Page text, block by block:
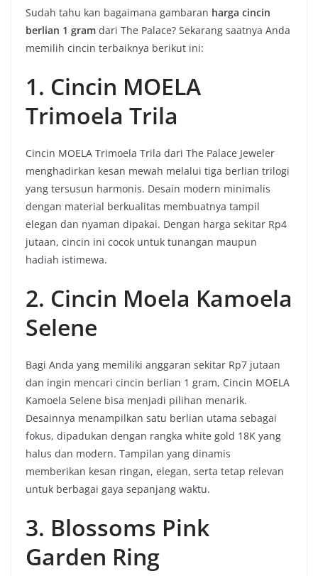
Sudah tahu kan bagaimana gambaran harga cincin
berlian 1 gram dari The Palace? Sekarang saatnya Anda
memilih cincin terbaiknya berikut ini:
1. Cincin MOELA
Trimoela Trila
Cincin MOELA Trimoela Trila dari The Palace Jeweler
menghadirkan kesan mewah melalui tiga berlian trilogi
yang tersusun harmonis. Desain modern minimalis
dengan material berkualitas membuatnya tampil
elegan dan nyaman dipakai. Dengan harga sekitar Rp4
jutaan, cincin ini cocok untuk tunangan maupun
hadiah istimewa.
2. Cincin Moela Kamoela
Selene
Bagi Anda yang memiliki anggaran sekitar Rp7 jutaan
dan ingin mencari cincin berlian 1 gram, Cincin MOELA
Kamoela Selene bisa menjadi pilihan menarik.
Desainnya menampilkan satu berlian utama sebagai
fokus, dipadukan dengan rangka white gold 18K yang
halus dan modern. Tampilan yang dinamis
memberikan kesan ringan, elegan, serta tetap relevan
untuk berbagai gaya sepanjang waktu.
3. Blossoms Pink
Garden Ring